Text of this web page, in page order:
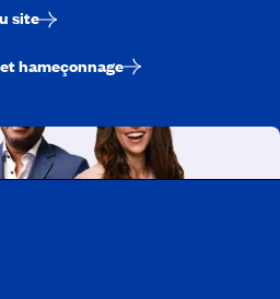
site
hameçonnage